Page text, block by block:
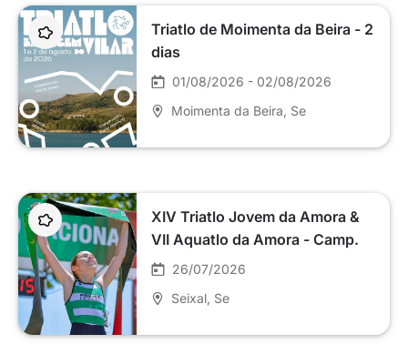
Triatlo de Moimenta da Beira - 2
dias
01/08/2026 - 02/08/2026
Moimenta da Beira , Se
XIV Triatlo Jovem da Amora &
VII Aquatlo da Amora - Camp.
Nacional
26/07/2026
Seixal , Se